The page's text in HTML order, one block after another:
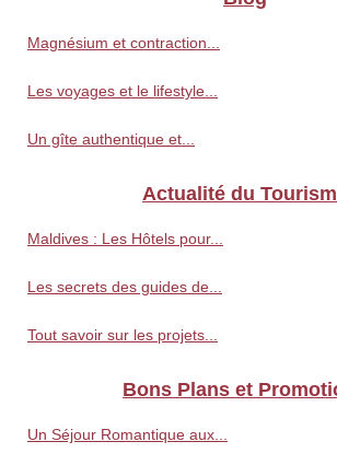
Magnésium et contraction...
Les voyages et le lifestyle...
Un gîte authentique et...
Actualité du
Maldives : Les Hôtels pour...
Les secrets des guides de...
Tout savoir sur les projets...
Bons Plans et
Un Séjour Romantique aux...